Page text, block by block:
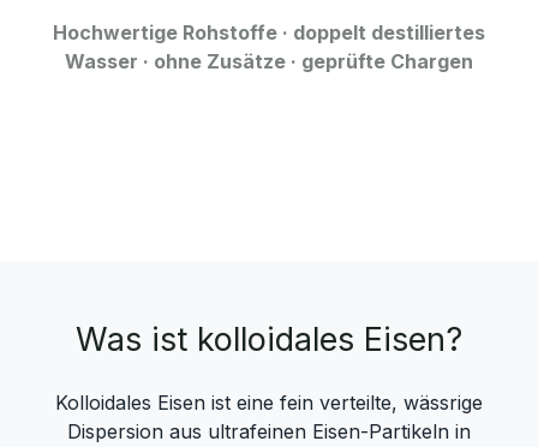
Hochwertige Rohstoffe · doppelt destilliertes
Wasser · ohne Zusätze · geprüfte Chargen
Was ist kolloidales Eisen?
Kolloidales Eisen ist eine fein verteilte, wässrige
Dispersion aus ultrafeinen Eisen-Partikeln in